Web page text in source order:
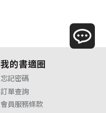
我的書適圈
忘記密碼
訂單查詢
會員服務條款